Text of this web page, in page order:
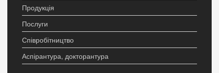
Продукція
Послуги
Співробітництво
Аспірантура, докторантура